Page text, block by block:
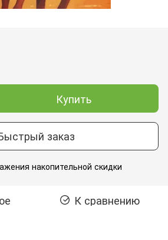
Купить
заказ
накопительной скидки
К сравнению